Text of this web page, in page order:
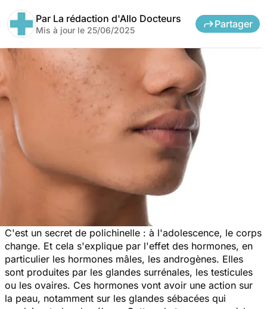
Par La rédaction d'Allo Docteurs
Mis à jour le 25/06/2025
Partager
C'est un secret de polichinelle : à l'adolescence, le corps
change. Et cela s'explique par l'effet des hormones, en
particulier les hormones mâles, les androgènes. Elles
sont produites par les glandes surrénales, les testicules
ou les ovaires. Ces hormones vont avoir une action sur
la peau, notamment sur les glandes sébacées qui